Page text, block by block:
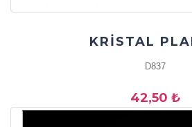
KRİSTAL
D837
42,50 ₺